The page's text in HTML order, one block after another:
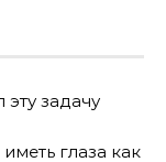
задачу
глаза как